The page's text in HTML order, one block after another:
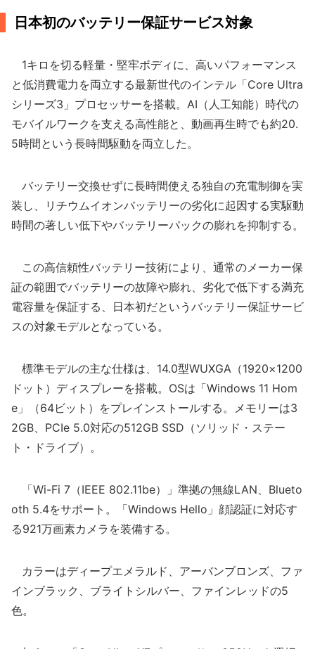
日本初のバッテリー保証サービス対象
1キロを切る軽量・堅牢ボディに、高いパフォーマンス
と低消費電力を両立する最新世代のインテル「Core Ultra
シリーズ3」プロセッサーを搭載。AI（人工知能）時代の
モバイルワークを支える高性能と、動画再生時でも約20.
5時間という長時間駆動を両立した。
バッテリー交換せずに長時間使える独自の充電制御を実
装し、リチウムイオンバッテリーの劣化に起因する実駆動
時間の著しい低下やバッテリーパックの膨れを抑制する。
この高信頼性バッテリー技術により、通常のメーカー保
証の範囲でバッテリーの故障や膨れ、劣化で低下する満充
電容量を保証する、日本初だというバッテリー保証サービ
スの対象モデルとなっている。
標準モデルの主な仕様は、14.0型WUXGA（1920×1200
ドット）ディスプレーを搭載。OSは「Windows 11 Hom
e」（64ビット）をプレインストールする。メモリーは3
2GB、PCIe 5.0対応の512GB SSD（ソリッド・ステー
ト・ドライブ）。
「Wi-Fi 7（IEEE 802.11be）」準拠の無線LAN、Blueto
oth 5.4をサポート。「Windows Hello」顔認証に対応す
る921万画素カメラを装備する。
カラーはディープエメラルド、アーバンブロンズ、ファ
インブラック、ブライトシルバー、ファインレッドの5
色。